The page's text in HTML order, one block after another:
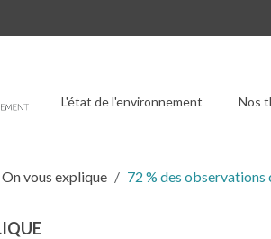
L'état de l'environnement Nos
On vous explique 72 % des observations